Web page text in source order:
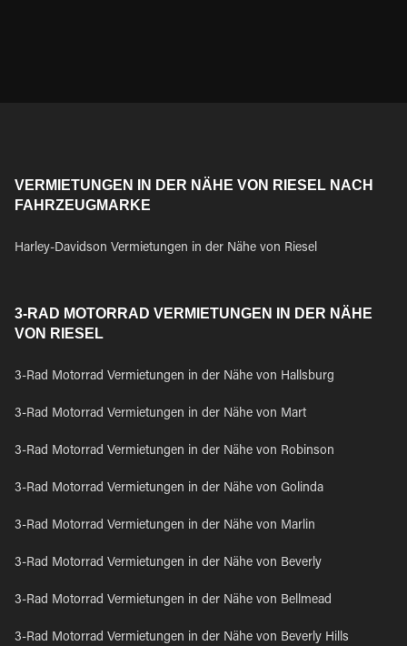
VERMIETUNGEN IN DER NÄHE VON RIESEL NACH
FAHRZEUGMARKE
Harley-Davidson Vermietungen in der Nähe von Riesel
3-RAD MOTORRAD VERMIETUNGEN IN DER NÄHE
VON RIESEL
3-Rad Motorrad Vermietungen in der Nähe von Hallsburg
3-Rad Motorrad Vermietungen in der Nähe von Mart
3-Rad Motorrad Vermietungen in der Nähe von Robinson
3-Rad Motorrad Vermietungen in der Nähe von Golinda
3-Rad Motorrad Vermietungen in der Nähe von Marlin
3-Rad Motorrad Vermietungen in der Nähe von Beverly
3-Rad Motorrad Vermietungen in der Nähe von Bellmead
3-Rad Motorrad Vermietungen in der Nähe von Beverly Hills